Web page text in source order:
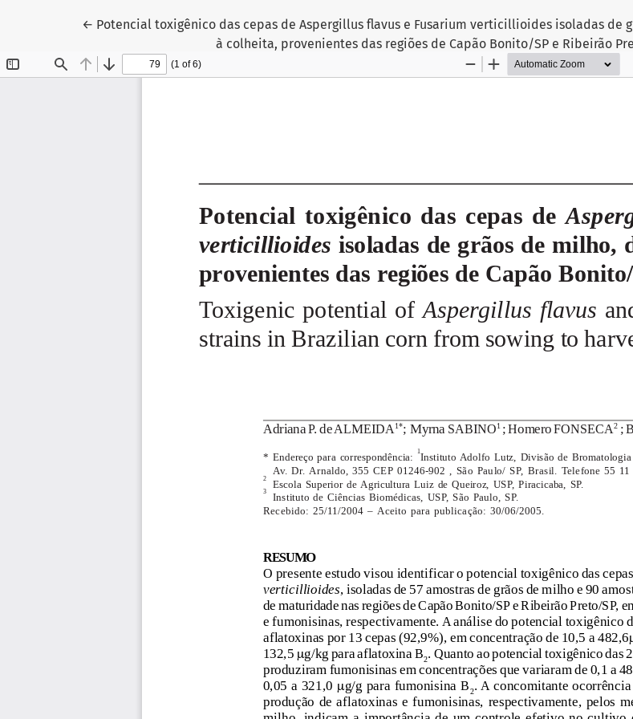
← Voltar aos Detalhes do Artigo
Potencial toxigênico das cepas de Aspergillus flavus e Fusarium verticillioides isoladas de
à colheita, provenientes das regiões de Capão Bonito/SP e Ribeirão